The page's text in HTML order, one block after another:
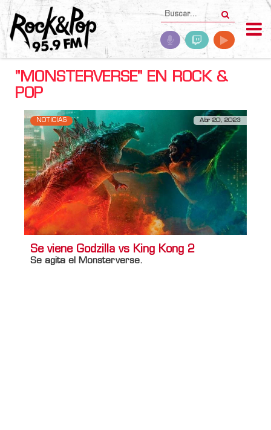
"MONSTERVERSE" EN ROCK &
POP
NOTICIAS Abr 20, 2023
Se viene Godzilla vs King Kong 2
Se agita el Monsterverse.